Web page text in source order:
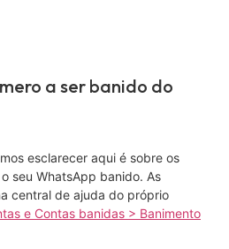
a ser banido do
esclarecer aqui é sobre os
seu WhatsApp banido. As
central de ajuda do próprio
e Contas banidas > Banimento